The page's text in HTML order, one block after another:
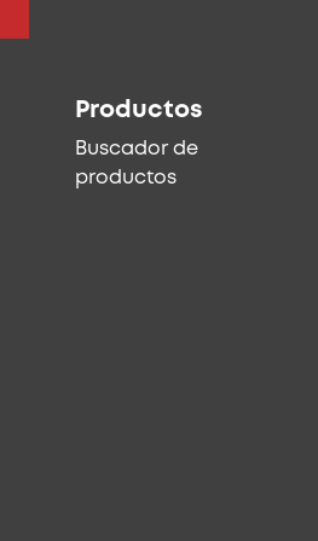
Productos
Buscador de
productos